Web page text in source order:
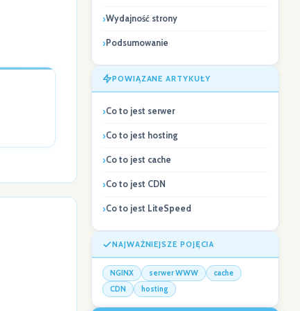
Wydajność strony
Podsumowanie
POWIĄZANE ARTYKUŁY
Co to jest serwer
Co to jest hosting
Co to jest cache
Co to jest CDN
Co to jest LiteSpeed
NAJWAŻNIEJSZE POJĘCIA
NGINX serwer WWW
cache
CDN
hosting